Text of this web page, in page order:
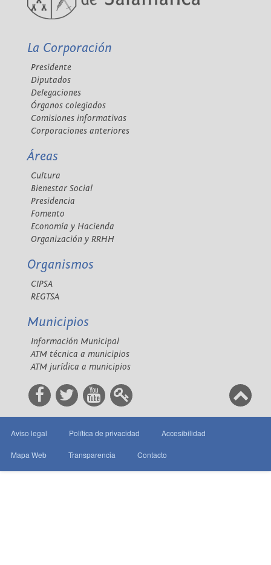
La Corporación
Presidente
Diputados
Delegaciones
Órganos colegiados
Comisiones informativas
Corporaciones anteriores
Áreas
Cultura
Bienestar Social
Presidencia
Fomento
Economía y Hacienda
Organización y RRHH
Organismos
CIPSA
REGTSA
Municipios
Información Municipal
ATM técnica a municipios
ATM jurídica a municipios
Aviso legal Política de privacidad Accesibilidad
Mapa Web Transparencia Contacto